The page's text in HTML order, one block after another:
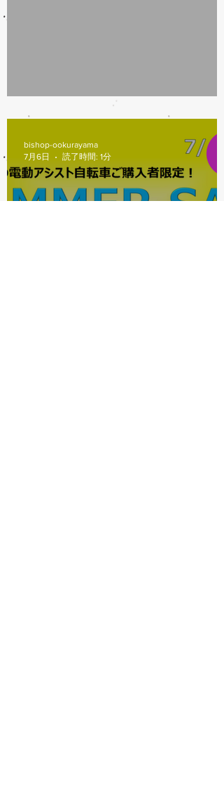
7/31営業時間変更
bishop-ookurayama
7月6日
読了時間: 1分